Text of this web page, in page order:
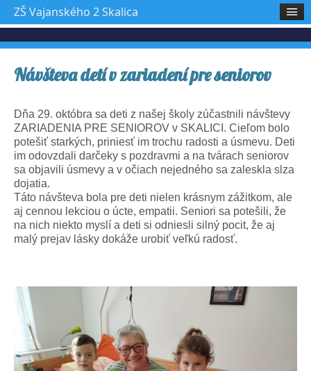
Návšteva detí v zariadení pre seniorov
Dňa 29. októbra sa deti z našej školy zúčastnili návštevy
ZARIADENIA PRE SENIOROV v SKALICI. Cieľom bolo
potešiť starkých, priniesť im trochu radosti a úsmevu. Deti
im odovzdali darčeky s pozdravmi a na tvárach seniorov
sa objavili úsmevy a v očiach nejedného sa zaleskla slza
dojatia.
Táto návšteva bola pre deti nielen krásnym zážitkom, ale
aj cennou lekciou o úcte, empatii. Seniori sa potešili, že
na nich niekto myslí a deti si odniesli silný pocit, že aj
malý prejav lásky dokáže urobiť veľkú radosť.
ZŠ Vajanského 2 Skalica